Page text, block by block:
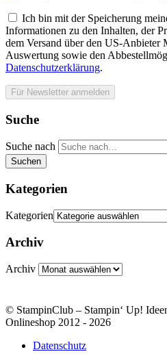
Ich bin mit der Speicherung
Informationen zu den Inhalten, der
dem Versand über den US-Anbieter
Auswertung sowie den
Datenschutzerklärung.
Suche
Suche nach
Suchen
Kategorien
Kategorien
Archiv
Archiv
© StampinClub – Stampin‘ Up!
Onlineshop 2012 - 2026
Datenschutz